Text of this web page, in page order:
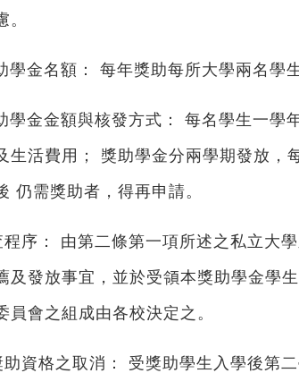
。
學金名額： 每年獎助每所大學兩名學
學金金額與核發方式： 每名學生一學
生活費用； 獎助學金分兩學期發放，
仍需獎助者，得再申請。
序： 由第二條第一項所述之私立大
及發放事宜，並於受領本獎助學金學
員會之組成由各校決定之。
助資格之取消： 受獎助學生入學後第